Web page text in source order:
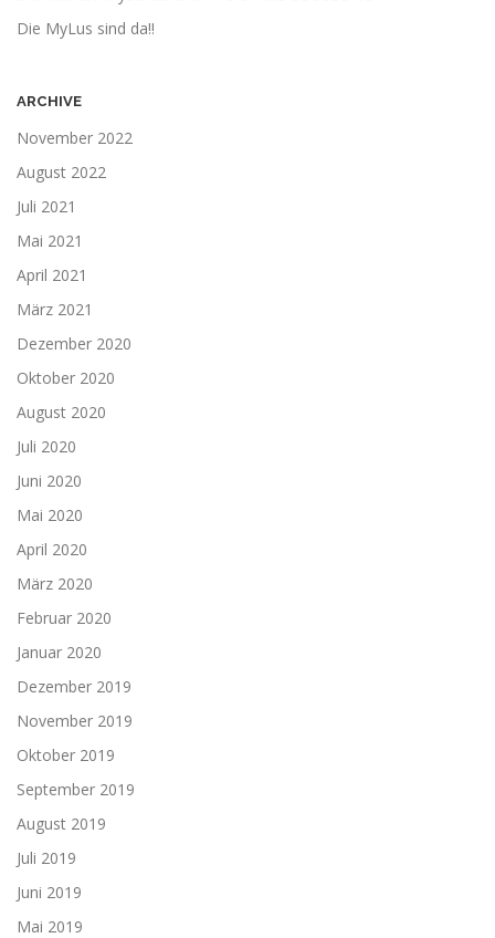
Die MyLus sind da!!
ARCHIVE
November 2022
August 2022
Juli 2021
Mai 2021
April 2021
März 2021
Dezember 2020
Oktober 2020
August 2020
Juli 2020
Juni 2020
Mai 2020
April 2020
März 2020
Februar 2020
Januar 2020
Dezember 2019
November 2019
Oktober 2019
September 2019
August 2019
Juli 2019
Juni 2019
Mai 2019